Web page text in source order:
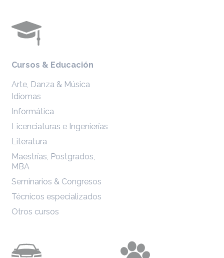
Cursos & Educación
Arte, Danza & Música
Idiomas
Informática
Licenciaturas e Ingenierías
Literatura
Maestrías, Postgrados,
MBA
Seminarios & Congresos
Técnicos especializados
Otros cursos